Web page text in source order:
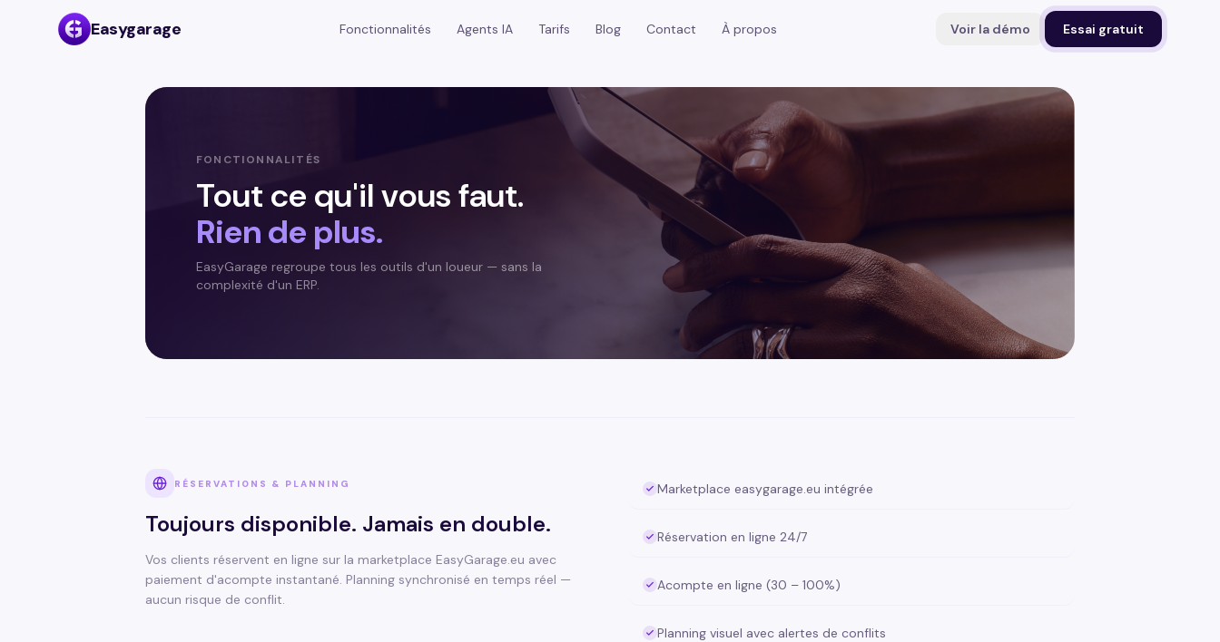
Easygarage Fonctionnalités Agents IA Tarifs Blog Contact À propos Voir la démo Essai gratuit
FONCTIONNALITÉS
Tout ce qu'il vous faut.
Rien de plus.
EasyGarage regroupe tous les outils d'un loueur — sans la
complexité d'un ERP.
RÉSERVATIONS & PLANNING
Toujours disponible. Jamais en double.
Vos clients réservent en ligne sur la marketplace EasyGarage.eu avec
paiement d'acompte instantané. Planning synchronisé en temps réel —
aucun risque de conflit.
Marketplace easygarage.eu intégrée
Réservation en ligne 24/7
Acompte en ligne (30 – 100%)
Planning visuel avec alertes de conflits